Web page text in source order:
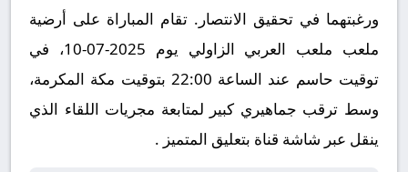
ورغبتهما في تحقيق الانتصار. تقام المباراة على أرضية
ملعب ملعب العربي الزاولي يوم 2025-07-10، في
توقيت حاسم عند الساعة 22:00 بتوقيت مكة المكرمة،
وسط ترقب جماهيري كبير لمتابعة مجريات اللقاء الذي
ينقل عبر شاشة قناة بتعليق المتميز .